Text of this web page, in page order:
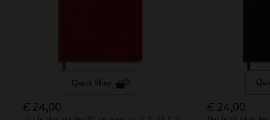
Quick Shop
€ 24,00 € 24,00